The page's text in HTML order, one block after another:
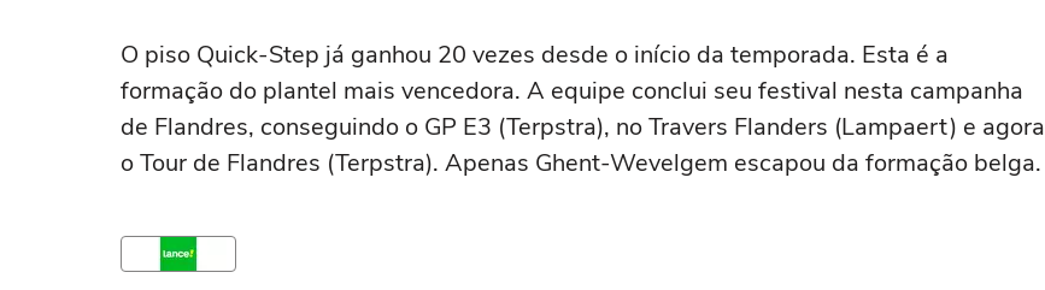
O piso Quick-Step já ganhou 20 vezes desde o início da temporada. Esta é a
formação do plantel mais vencedora. A equipe conclui seu festival nesta campanha
de Flandres, conseguindo o GP E3 (Terpstra), no Travers Flanders (Lampaert) e agora
o Tour de Flandres (Terpstra). Apenas Ghent-Wevelgem escapou da formação belga.